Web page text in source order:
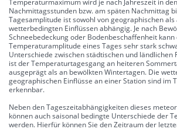
Temperaturmaximum wird je nach Jahreszeit in
Nachmittagsstunden bzw. am späten Nachmittag
Tagesamplitude ist sowohl von geographischen als
wetterbedingten Einflüssen abhängig. Je nach
Schneebedeckung oder Bodenbeschaffenheit kann
Temperaturamplitude eines Tages sehr stark
Unterschiede zwischen städtischen und ländlichen
ist der Temperaturtagesgang an heiteren
ausgeprägt als an bewölkten Wintertagen. Die
geographischen Einflüsse an einer Station sind im
erkennbar.
Neben den Tageszeitabhängigkeiten dieses
können auch saisonal bedingte Unterschiede der
werden. Hierfür können Sie den Zeitraum der